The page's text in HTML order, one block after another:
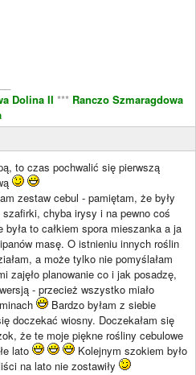
Dolina II *** Ranczo Szmaragdowa
to czas pochwalić się pierwszą
zestaw cebul - pamiętam, że były
chyba irysy i na pewno coś
to całkiem spora mieszanka a ja
masę. O istnieniu innych roślin
a może tylko nie pomyślałam
zajęło planowanie co i jak posadzę,
- przecież wszystko miało
Bardzo byłam z siebie
doczekać wiosny. Doczekałam się
że te moje piękne rośliny cebulowe
lato
Kolejnym szokiem było
na lato nie zostawiły